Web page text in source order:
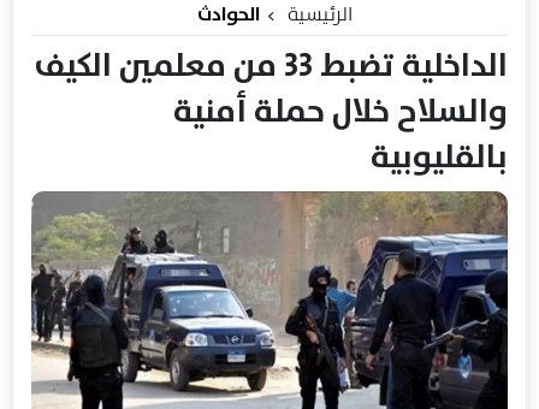
الرئيسية الحوادث
الداخلية تضبط 33 من معلمين الكيف
والسلاح خلال حملة أمنية
بالقليوبية